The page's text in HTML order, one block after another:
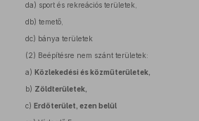
da) sport és rekreációs területek,
db) temető,
dc) bánya területek
(2) Beépítésre nem szánt területek:
a) Közlekedési és közműterületek,
b) Zöldterületek,
c) Erdőterület, ezen belül